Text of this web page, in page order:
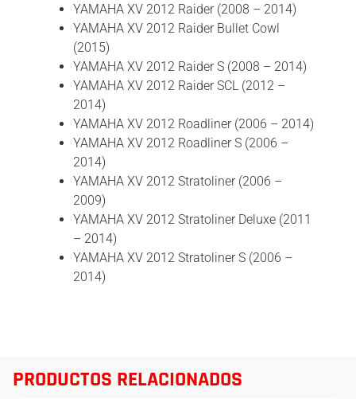
YAMAHA XV 2012 Raider (2008 – 2014)
YAMAHA XV 2012 Raider Bullet Cowl
(2015)
YAMAHA XV 2012 Raider S (2008 – 2014)
YAMAHA XV 2012 Raider SCL (2012 –
2014)
YAMAHA XV 2012 Roadliner (2006 – 2014)
YAMAHA XV 2012 Roadliner S (2006 –
2014)
YAMAHA XV 2012 Stratoliner (2006 –
2009)
YAMAHA XV 2012 Stratoliner Deluxe (2011
– 2014)
YAMAHA XV 2012 Stratoliner S (2006 –
2014)
PRODUCTOS RELACIONADOS